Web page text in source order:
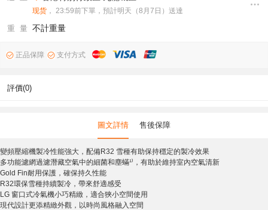
现货 ， 23:59前下單，預計明天（8月7日）送達
重 量 不計重量
正品保障 支付方式
評價(0)
圖文詳情 售後保障
變頻壓縮機製冷性能強大，配備R32 雪種有助保持穩定的製冷效果
多功能濾網過濾潛藏空氣中的細菌和塵蟎¹⁾，有助於維持室內空氣清新
Gold Fin耐用保護，確保持久性能
R32環保雪種持續製冷，帶來舒適感受
LG 窗口式冷氣機小巧精緻，適合狹小空間使用
現代設計更添精緻外觀，以時尚風格融入空間